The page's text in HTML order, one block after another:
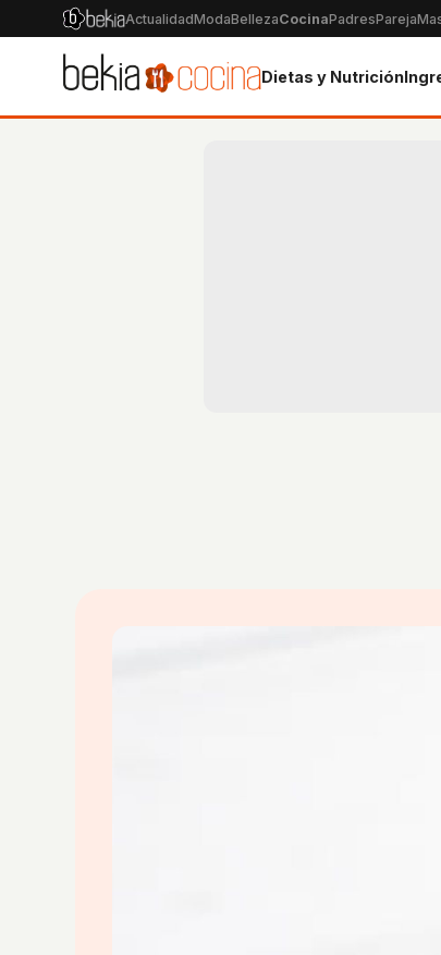
ActualidadModaBellezaCocinaPadresPareja
Dietas y Nutrición